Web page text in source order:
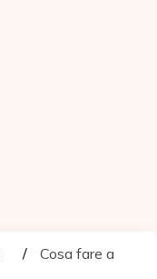
Cosa fare a